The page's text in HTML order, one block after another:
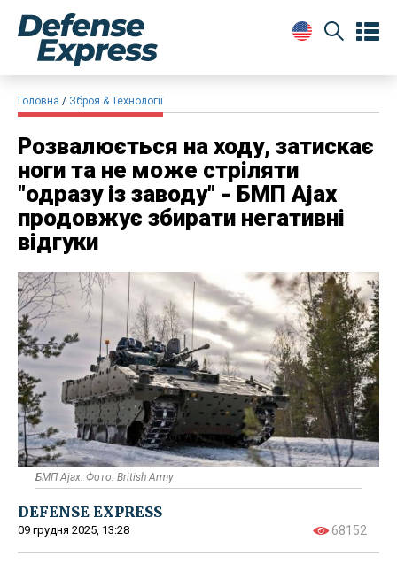
Головна Зброя & Технології
Розвалюється на ходу, затискає
ноги та не може стріляти
"одразу із заводу" - БМП Ajax
продовжує збирати негативні
відгуки
БМП Ajax. Фото: British Army
DEFENSE EXPRESS
09 грудня 2025, 13:28 68152